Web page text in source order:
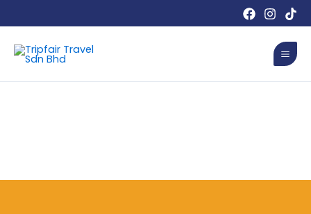
to
content